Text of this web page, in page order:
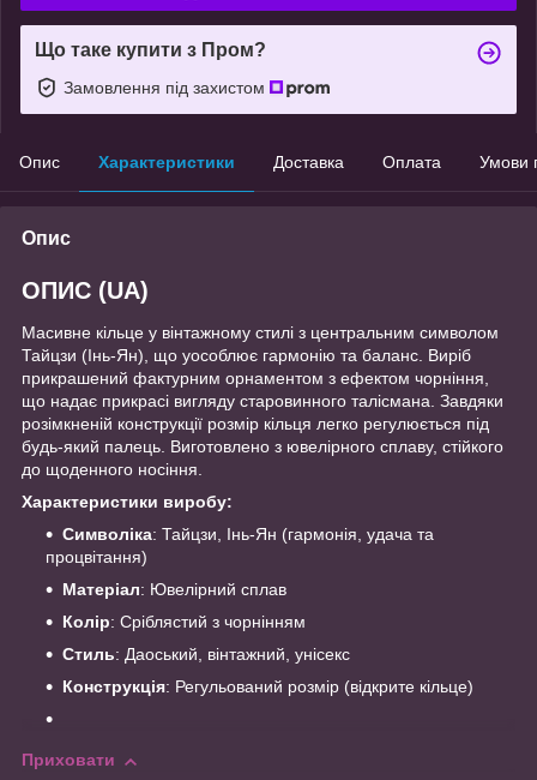
Що таке купити з Пром?
Замовлення під захистом
Опис Характеристики Доставка Оплата Умови
Опис
ОПИС (UA)
Масивне кільце у вінтажному стилі з центральним символом
Тайцзи (Інь-Ян), що уособлює гармонію та баланс. Виріб
прикрашений фактурним орнаментом з ефектом чорніння,
що надає прикрасі вигляду старовинного талісмана. Завдяки
розімкненій конструкції розмір кільця легко регулюється під
будь-який палець. Виготовлено з ювелірного сплаву, стійкого
до щоденного носіння.
Характеристики виробу:
Символіка: Тайцзи, Інь-Ян (гармонія, удача та
процвітання)
Матеріал: Ювелірний сплав
Колір: Сріблястий з чорнінням
Стиль: Даоський, вінтажний, унісекс
Конструкція: Регульований розмір (відкрите кільце)
Приховати